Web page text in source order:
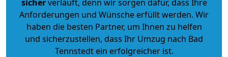
sicherverläuft, denn wir sorgen dafür, dass Ihre
Anforderungen und Wünsche erfüllt werden. Wir
haben die besten Partner, um Ihnen zu helfen
und sicherzustellen, dass Ihr Umzug nach Bad
Tennstedt ein erfolgreicher ist.